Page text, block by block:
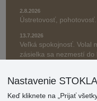
2.8.2026
Ústretovosť, pohotovosť.
13.7.2026
Veľká spokojnosť. Volal
zásielka sa nezmestí do
» Aktuálne 6948
Nastavenie
Keď kliknete na „Prijať